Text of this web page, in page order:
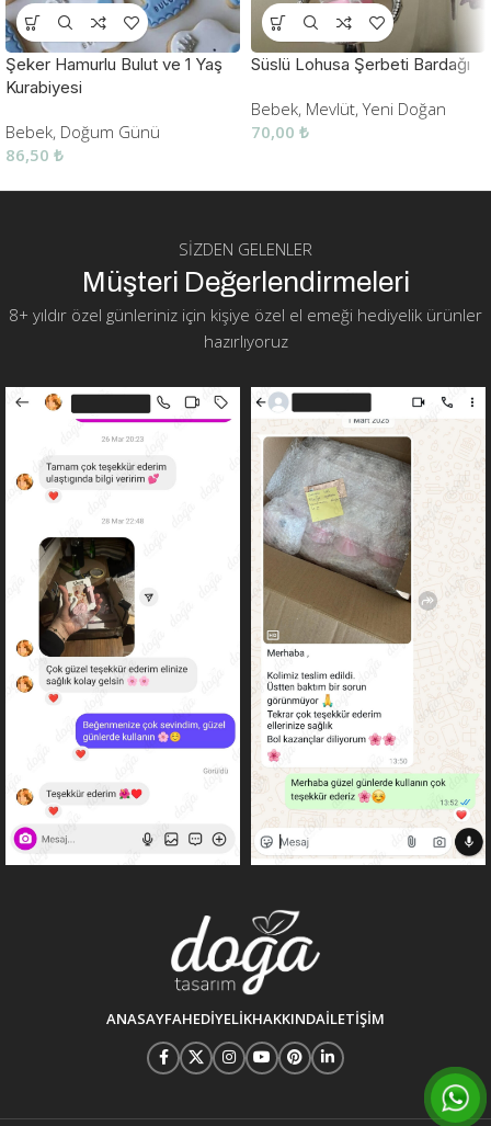
Şeker Hamurlu Bulut ve 1 Yaş
Kurabiyesi
Bebek, Doğum Günü
86,50 ₺
Süslü Lohusa Şerbeti Bardağı
Bebek, Mevlüt, Yeni Doğan
70,00 ₺
SIZDEN GELENLER
Müşteri Değerlendirmeleri
8+ yıldır özel günleriniz için kişiye özel el emeği hediyelik ürünler
hazırlıyoruz
ANASAYFAHEDIYELIKHAKKINDAİLETIŞIM